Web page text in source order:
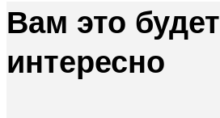
Вам это будет
интересно